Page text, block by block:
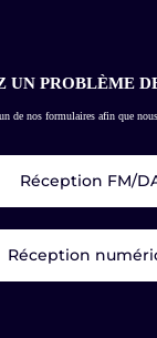
UN PROBLÈME
de nos formulaires afin que
Réception FM/
Réception